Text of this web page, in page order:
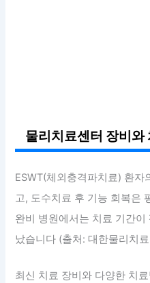
물리치료센터 장비와
ESWT(체외충격파치료) 환자
고, 도수치료 후 기능 회복은
완비 병원에서는 치료 기간
났습니다 (출처: 대한물리치
최신 치료 장비와 다양한 치